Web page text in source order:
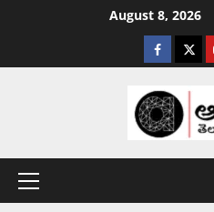
August 8, 2026